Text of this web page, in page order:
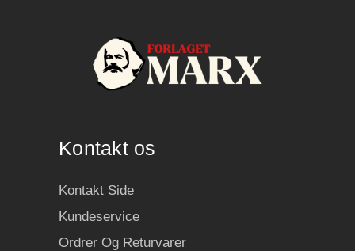
Kontakt os
Kontakt Side
Kundeservice
Ordrer Og Returvarer